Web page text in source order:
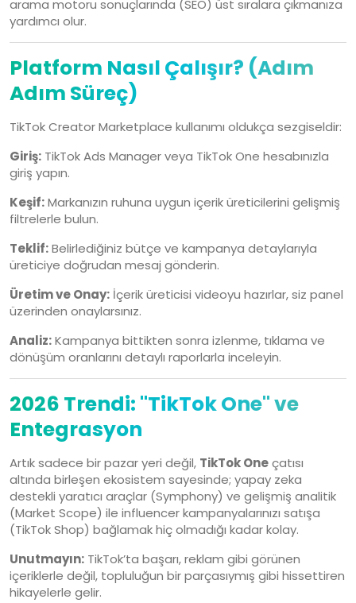
arama motoru sonuçlarında (SEO) üst sıralara çıkmanıza
yardımcı olur.
Platform Nasıl Çalışır? (Adım
Adım Süreç)
TikTok Creator Marketplace kullanımı oldukça sezgiseldir:
Giriş: TikTok Ads Manager veya TikTok One hesabınızla
giriş yapın.
Keşif:Markanızın ruhuna uygun içerik üreticilerini gelişmiş
filtrelerle bulun.
Teklif:Belirlediğiniz bütçe ve kampanya detaylarıyla
üreticiye doğrudan mesaj gönderin.
Üretim ve Onay: İçerik üreticisi videoyu hazırlar, siz panel
üzerinden onaylarsınız.
Analiz:Kampanya bittikten sonra izlenme, tıklama ve
dönüşüm oranlarını detaylı raporlarla inceleyin.
2026 Trendi: "TikTok One" ve
Entegrasyon
Artık sadece bir pazar yeri değil, TikTok Oneçatısı
altında birleşen ekosistem sayesinde; yapay zeka
destekli yaratıcı araçlar (Symphony) ve gelişmiş analitik
(Market Scope) ile influencer kampanyalarınızı satışa
(TikTok Shop) bağlamak hiç olmadığı kadar kolay.
Unutmayın: TikTok’ta başarı, reklam gibi görünen
içeriklerle değil, topluluğun bir parçasıymış gibi hissettiren
hikayelerle gelir.